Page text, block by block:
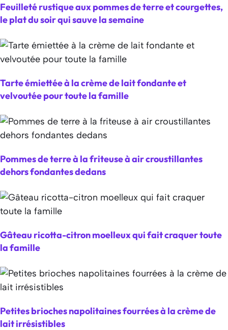
Feuilleté rustique aux pommes de terre et courgettes,
le plat du soir qui sauve la semaine
Tarte émiettée à la crème de lait fondante et
velvoutée pour toute la famille
Pommes de terre à la friteuse à air croustillantes
dehors fondantes dedans
Gâteau ricotta-citron moelleux qui fait craquer toute
la famille
Petites brioches napolitaines fourrées à la crème de
lait irrésistibles